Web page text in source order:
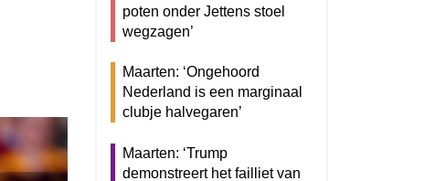
poten onder Jettens stoel
wegzagen’
Maarten: ‘Ongehoord
Nederland is een marginaal
clubje halvegaren’
Maarten: ‘Trump
demonstreert het failliet van